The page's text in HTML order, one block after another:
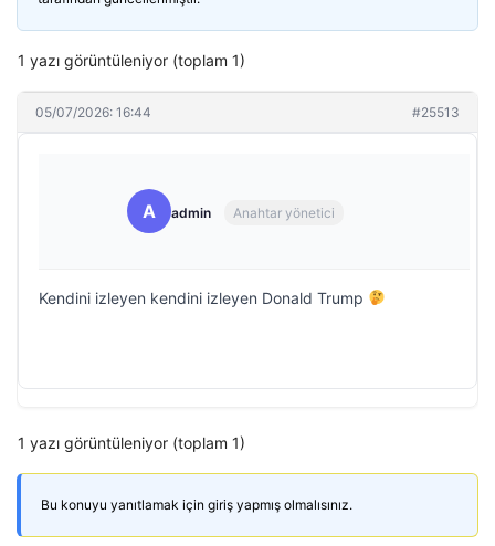
1 yazı görüntüleniyor (toplam 1)
05/07/2026: 16:44 #25513
A admin Anahtar yönetici
Kendini izleyen kendini izleyen Donald Trump
1 yazı görüntüleniyor (toplam 1)
Bu konuyu yanıtlamak için giriş yapmış olmalısınız.